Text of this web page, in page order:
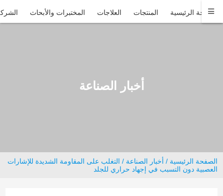
الصفحة الرئيسية المنتجات العلاجات المختبرات والأبحاث
أخبار الصناعة
الصفحة الرئيسية / أخبار الصناعة / التغلب على المقاومة الشديدة للإشارات
العصبية دون التسبب في إجهاد حراري للجلد